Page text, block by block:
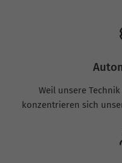
Weil unsere
konzentrieren sich